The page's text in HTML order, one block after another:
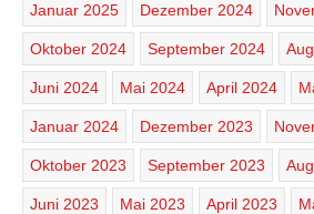
Januar 2025 Dezember 2024
Oktober 2024 September 2024
Juni 2024 Mai 2024 April 2024
Januar 2024 Dezember 2023
Oktober 2023 September 2023
Juni 2023 Mai 2023 April 2023